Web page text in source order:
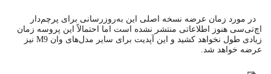
در مورد زمان عرضه نسخه اصلی این به‌روزرسانی برای پرچم‌دار
اچ‌تی‌سی هنوز اطلاعاتی منتشر نشده است اما احتمالاً این پروسه زمان
زیادی طول نخواهد کشید و این آپدیت برای سایر مدل‌های وان M9 نیز
عرضه خواهد شد.